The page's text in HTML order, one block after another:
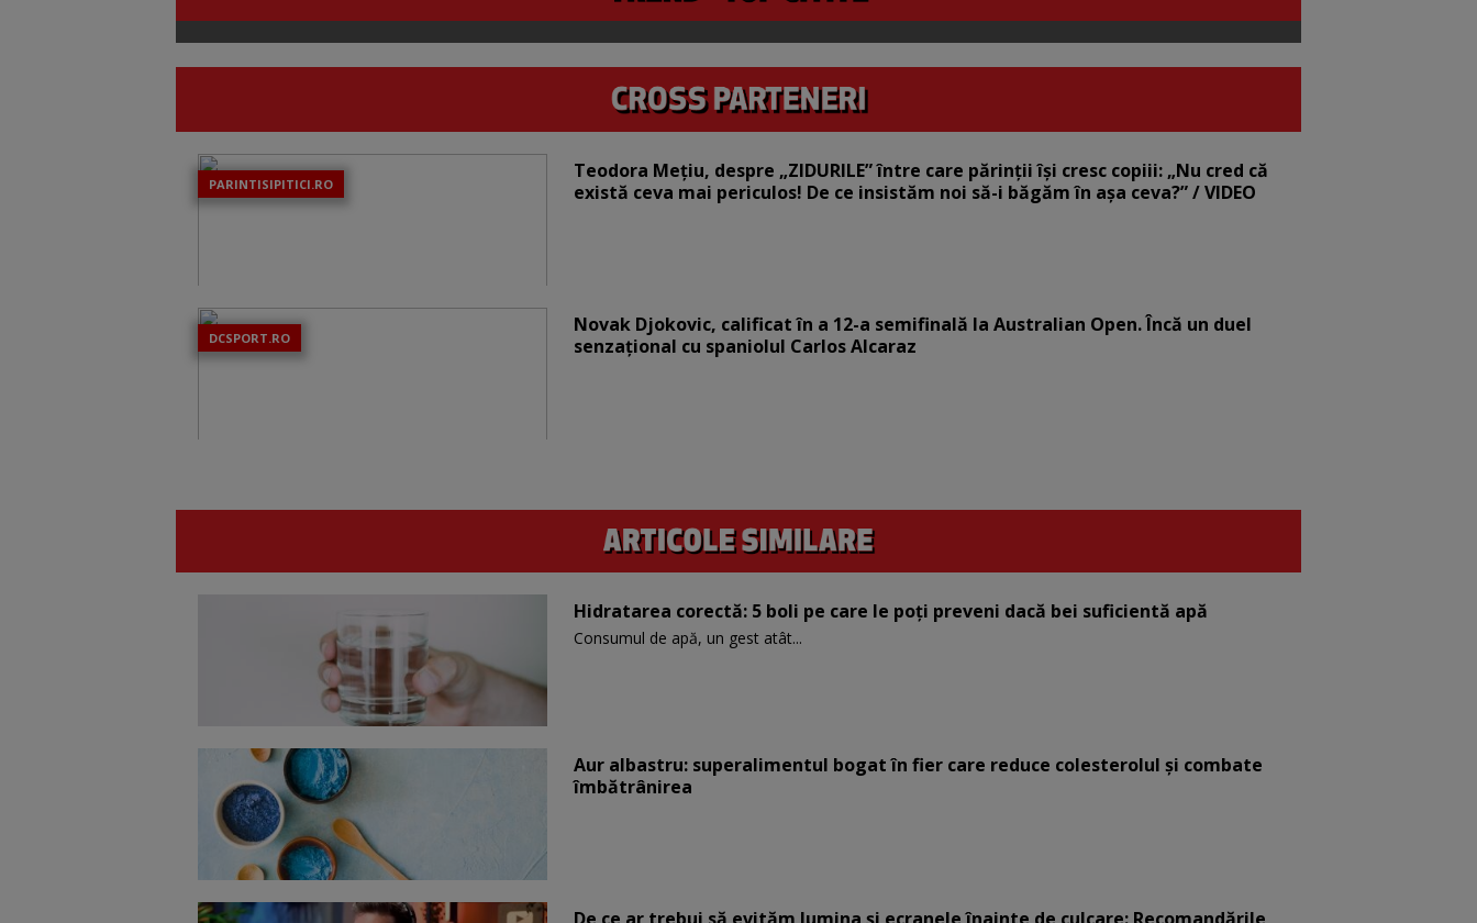
PARINTISIPITICI.RO
Teodora Mețiu, despre „ZIDURILE” între care părinții își cresc copiii: „Nu cred că
există ceva mai periculos! De ce insistăm noi să-i băgăm în așa ceva?” / VIDEO
DCSPORT.RO
Novak Djokovic, calificat în a 12-a semifinală la Australian Open. Încă un duel
senzațional cu spaniolul Carlos Alcaraz
Hidratarea corectă: 5 boli pe care le poți preveni dacă bei suficientă apă
Consumul de apă, un gest atât...
Aur albastru: superalimentul bogat în fier care reduce colesterolul și combate
îmbătrânirea